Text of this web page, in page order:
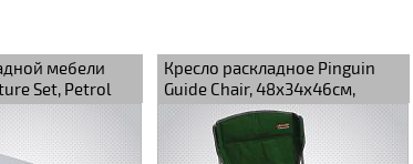
мебели
Set, Petrol
Кресло раскладное Pinguin
Guide Chair, 48х34х46см,
Green